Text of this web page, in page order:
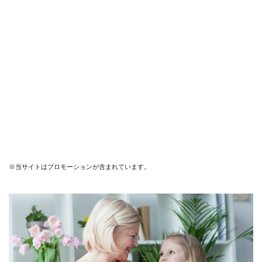
※当サイトはプロモーションが含まれています。